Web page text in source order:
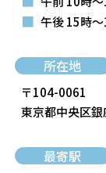
■ 午後 15時
所在地
〒104-0061
東京都中央区
最寄駅